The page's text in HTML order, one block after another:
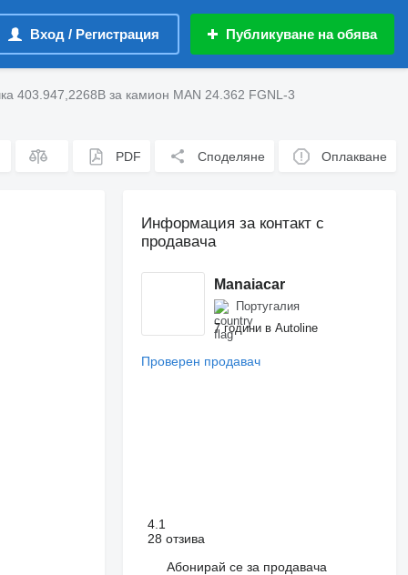
Вход / Регистрация Публикуване на обява
403.947,2268B за камион MAN 24.362 FGNL-3
PDF Споделяне Оплакване
Информация за контакт с
продавача
Manaiacar
Португалия
7 години в Autoline
Проверен продавач
4.1
28 отзива
Абонирай се за продавача